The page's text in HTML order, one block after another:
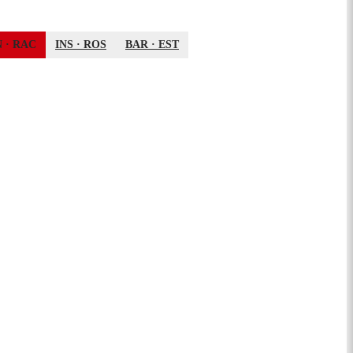
· RAC INS · ROS BAR · EST